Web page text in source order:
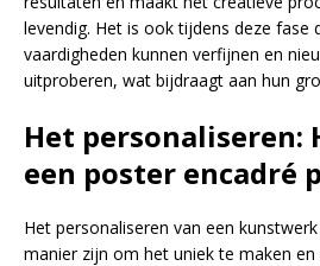
levendig. Het is ook tijdens deze fase
vaardigheden kunnen verfijnen en
uitproberen, wat bijdraagt aan hun
Het personaliseren:
een poster encadré
Het personaliseren van een
manier zijn om het uniek te maken